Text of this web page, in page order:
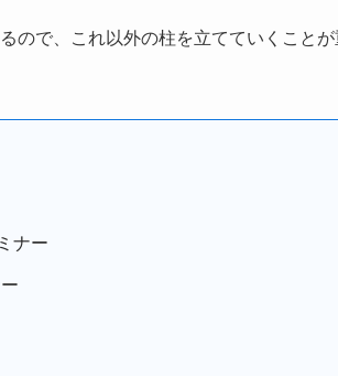
ので、これ以外の柱を立てていくこと
ナー